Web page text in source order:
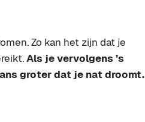
Zo kan het zijn dat je
Als je vervolgens ’s
groter dat je nat droomt.